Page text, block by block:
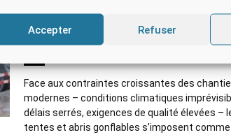
Accepter Refuser
Marti / Implenia : abri gonflable
chantier BTP urbain,
sol, pose de dalle en béton
Face aux contraintes croissantes des
modernes – conditions climatiques
délais serrés, exigences de qualité élevées –
tentes et abris gonflables s’imposent comme